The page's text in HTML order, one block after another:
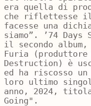
era quella di
che riflettesse il
facesse una
siamo”. ’74
il secondo
Furia
Destruction) è
ed ha riscosso
loro ultimo
anno, 2024,
Going".